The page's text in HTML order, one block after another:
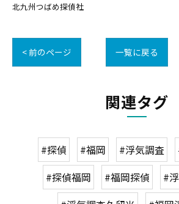
北九州つばめ探偵社
< 前のページ 一覧に戻る
関連タグ
#探偵 #福岡 #浮気調査
#探偵福岡
#福岡探偵
#